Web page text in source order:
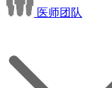
医师团队